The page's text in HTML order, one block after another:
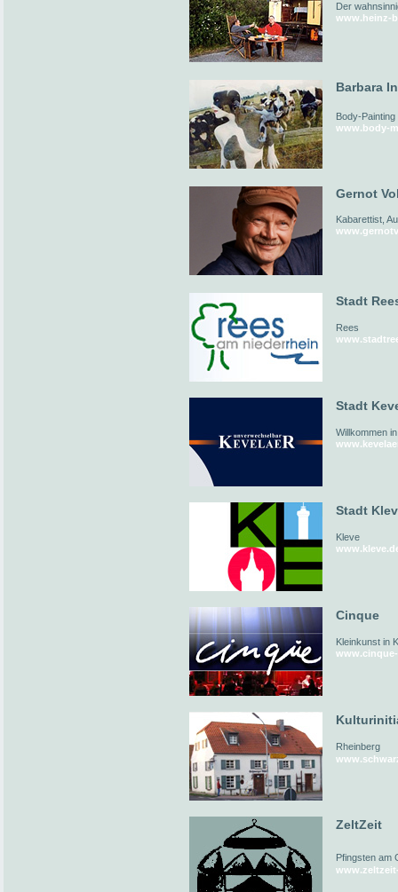
Der
www.heinz-
Barbara
Body-Painting
www.body-
Gernot
Kabarettist,
Stadt
Rees
Stadt
Willkommen
Stadt
Kleve
Cinque
Kleinkunst in
Rheinberg
ZeltZeit
Pfingsten am